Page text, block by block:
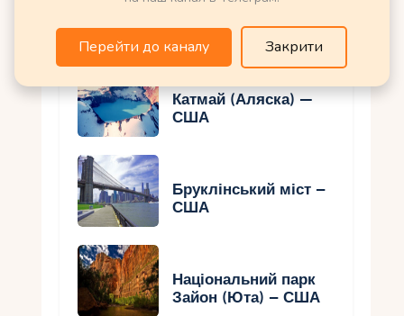
сподобатися
Катмай (Аляска) —
США
Бруклінський міст –
США
Національний парк
Зайон (Юта) – США
Перейти до каналу Закрити